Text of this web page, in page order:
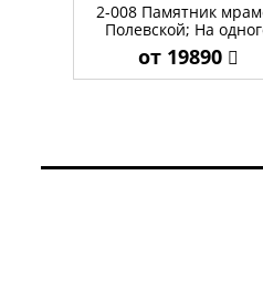
2-008 Памятник
Полевской; На
от 19890